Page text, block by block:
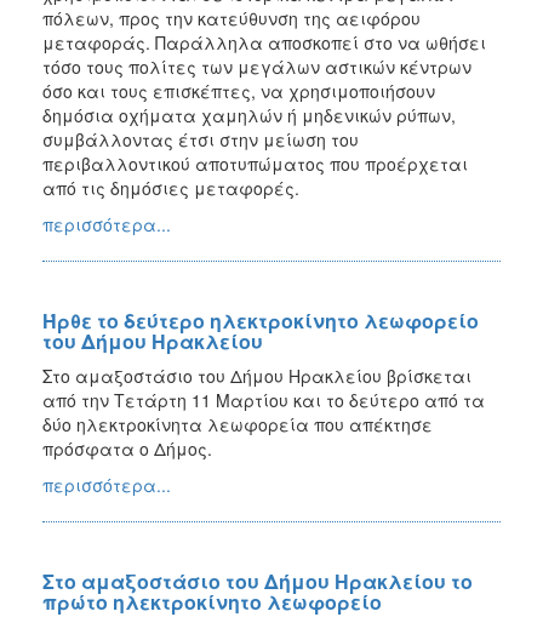
πόλεων, προς την κατεύθυνση της αειφόρου
μεταφοράς. Παράλληλα αποσκοπεί στο να ωθήσει
τόσο τους πολίτες των μεγάλων αστικών κέντρων
όσο και τους επισκέπτες, να χρησιμοποιήσουν
δημόσια οχήματα χαμηλών ή μηδενικών ρύπων,
συμβάλλοντας έτσι στην μείωση του
περιβαλλοντικού αποτυπώματος που προέρχεται
από τις δημόσιες μεταφορές.
περισσότερα...
Ήρθε το δεύτερο ηλεκτροκίνητο λεωφορείο
του Δήμου Ηρακλείου
Στο αμαξοστάσιο του Δήμου Ηρακλείου βρίσκεται
από την Τετάρτη 11 Μαρτίου και το δεύτερο από τα
δύο ηλεκτροκίνητα λεωφορεία που απέκτησε
πρόσφατα ο Δήμος.
περισσότερα...
Στο αμαξοστάσιο του Δήμου Ηρακλείου το
πρώτο ηλεκτροκίνητο λεωφορείο